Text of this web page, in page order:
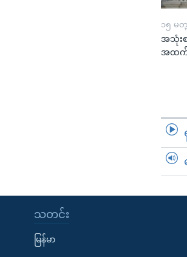
၁၅ မတ္
အသုံး
အထ
သတင်း
မြန်မာ